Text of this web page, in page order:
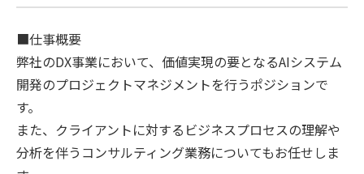
■仕事概要
弊社のDX事業において、価値実現の要となるAIシステム
開発のプロジェクトマネジメントを行うポジションで
す。
また、クライアントに対するビジネスプロセスの理解や
分析を伴うコンサルティング業務についてもお任せしま